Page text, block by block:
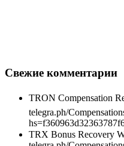
Свежие комментарии
TRON Compensation
telegra.ph/
TRX Bonus Recovery